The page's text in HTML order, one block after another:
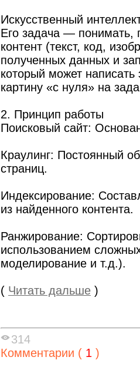
Искусственный
Его задача — понимать,
контент (текст, код,
полученных данных и
который может написать
картину «с нуля» на
2. Принцип работы
Поисковый сайт:
Краулинг: Постоянный
страниц.
Индексирование:
из найденного контента.
Ранжирование:
использованием
моделирование и т.д.).
( Читать дальше )
314
Комментарии ( 1 )